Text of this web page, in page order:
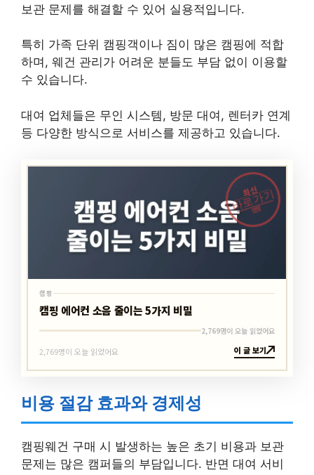
보관 문제를 해결할 수 있어 실용적입니다.
특히 가족 단위 캠핑객이나 짐이 많은 캠핑에 적합
하며, 웨건 관리가 어려운 분들도 부담 없이 이용할
수 있습니다.
대여 업체들은 무인 시스템, 방문 대여, 렌터카 연계
등 다양한 방식으로 서비스를 제공하고 있습니다.
최신
바로가기
캠핑
캠핑
캠핑 에어컨 소음 줄이는 5가지 비밀
2,769명이 오늘 읽었어요
2,769명이 오늘 읽었어요 이 글 보기
비용 절감 효과와 경제성
캠핑웨건 구매 시 발생하는 높은 초기 비용과 보관
문제는 많은 캠퍼들의 부담입니다. 반면 대여 서비